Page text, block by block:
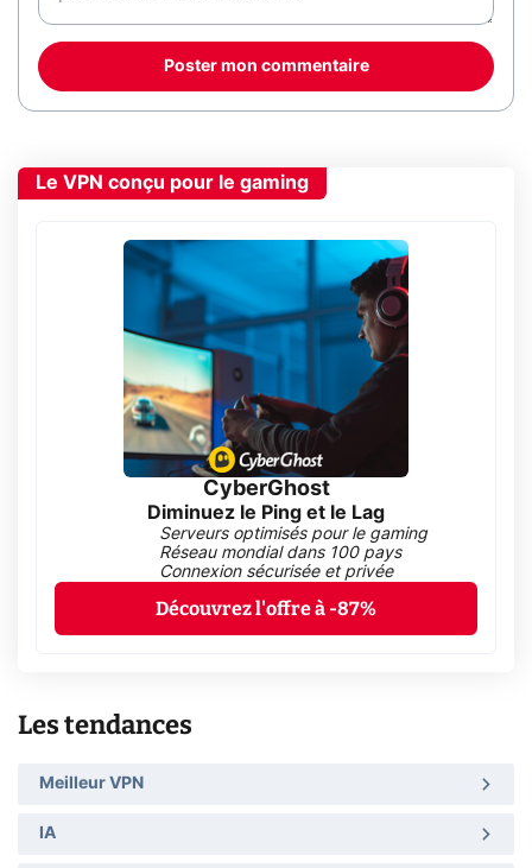
Poster mon commentaire
Le VPN conçu pour le gaming
CyberGhost
Diminuez le Ping et le Lag
Serveurs optimisés pour le gaming
Réseau mondial dans 100 pays
Connexion sécurisée et privée
Découvrez l'offre à -87%
Les tendances
Meilleur VPN
IA